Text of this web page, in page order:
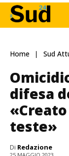
Home Sud
difesa
teste»
Di Redazione